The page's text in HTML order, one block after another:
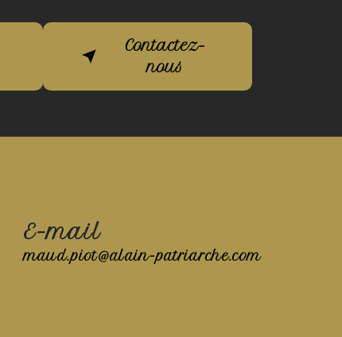
Contactez-
nous
E-mail
maud.piot@alain-patriarche.com